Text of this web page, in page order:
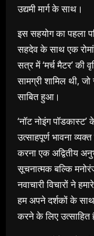
उद्यमी मार्ग के साथ।
इस सहयोग का पहला
सहदेव के साथ एक
सत्र में ‘मर्च मैटर’ की
सामग्री शामिल थी,
साबित हुआ।
‘नॉट नोइंग
उत्साहपूर्ण भावना
करना एक अद्वितीय
सूचनात्मक बल्कि
नवाचारी विचारों ने
हम अपने दर्शकों के
करने के लिए उत्साहित